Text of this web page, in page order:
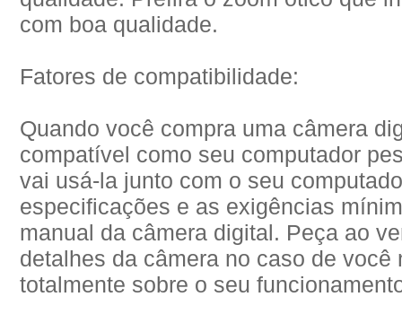
com boa qualidade.
Fatores de compatibilidade:
Quando você compra uma câmera
compatível como seu computador
vai usá-la junto com o seu
especificações e as exigências
manual da câmera digital. Peça ao
detalhes da câmera no caso de você
totalmente sobre o seu